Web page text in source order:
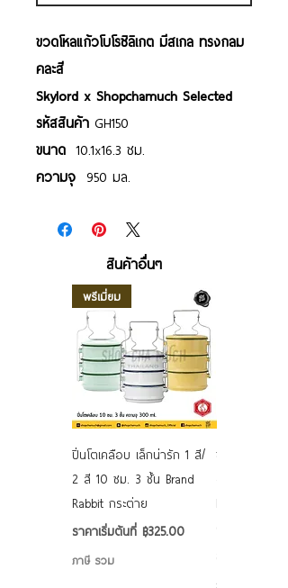
ขวดโหลแก้วโบโรซิลิเกต มีสเกล ทรงกลม
คละสี
Skylord x Shopchamuch Selected
รหัสสินค้า GH150
ขนาด 10.1x16.3 ซม.
ความจุ 950 มล.
สินค้าอื่นๆ
พรีเมี่ยม
ปิ่นโตเคลือบ เล็กน่ารัก 1 สี/
2 สี 10 ซม. 3 ชั้น Brand
Rabbit กระต่าย
ราคาเริ่มต้นที่ ฿325.00
ราคาขายลด
ภาษี รวม
ชามเคลือบ
ภาษี รวม